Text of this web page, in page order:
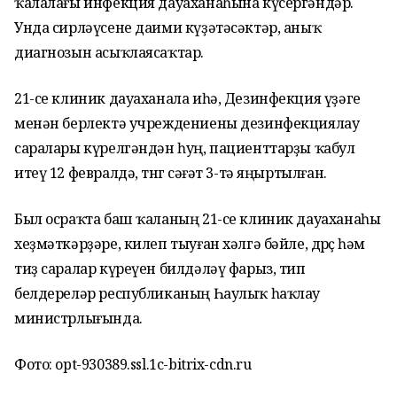
Унда сирләүсене даими күҙәтәсәктәр, аныҡ
диагнозын асыҡлаясаҡтар.
21-се клиник дауаханала иһә, Дезинфекция үҙәге
менән берлектә учреждениены дезинфекциялау
саралары күрелгәндән һуң, пациенттарҙы ҡабул
итеү 12 февралдә, төнгө сәғәт 3-тә яңыртылған.
Был осраҡта баш ҡаланың 21-се клиник дауаханаһы
хеҙмәткәрҙәре, килеп тыуған хәлгә бәйле, дөрөҫ һәм
тиҙ саралар күреүен билдәләү фарыз, тип
белдереләр республиканың Һаулыҡ һаҡлау
министрлығында.
Фото: opt-930389.ssl.1c-bitrix-cdn.ru